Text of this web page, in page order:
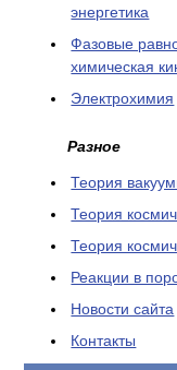
энергетика
Фазовые
химическая
Электрохимия
Разное
Теория
Теория
Теория
Реакции в
Новости сайта
Контакты